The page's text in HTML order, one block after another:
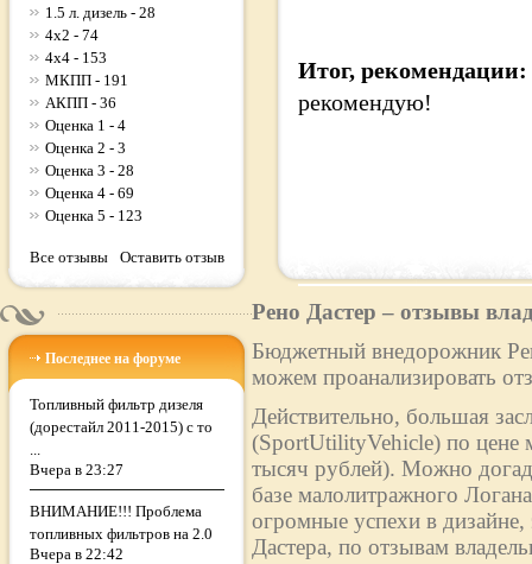
1.5 л. дизель - 28
4x2 - 74
4x4 - 153
МКПП - 191
АКПП - 36
Оценка 1 - 4
Оценка 2 - 3
Оценка 3 - 28
Оценка 4 - 69
Оценка 5 - 123
Все отзывы Оставить отзыв
Последнее на форуме
Топливный фильтр дизеля
(дорестайл 2011-2015) с то
...
Вчера в 23:27
ВНИМАНИЕ!!! Проблема
топливных фильтров на 2.0
Вчера в 22:42
Итог, рекомендации:
рекомендую!
Рено Дастер – отзывы
Бюджетный внедорожник
можем проанализировать
Действительно, большая
(SportUtilityVehicle) по цене
тысяч рублей). Можно
базе малолитражного
огромные успехи в
Дастера, по отзывам